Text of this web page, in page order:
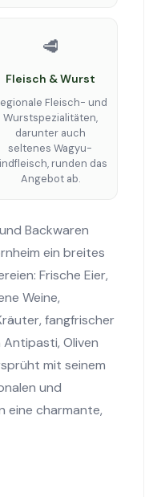
🥩
Fleisch & Wurst
Fleisch- und
Wurstspezialitäten,
darunter auch
seltenes Wagyu-
runden das
Angebot ab.
Backwaren
ein breites
Frische Eier,
Weine,
fangfrischer
Antipasti, Oliven
mit seinem
und
eine charmante,